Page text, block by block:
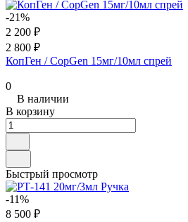
-21%
2 200 ₽
2 800 ₽
КопГен / CopGen 15мг/10мл спрей
0
В наличии
В корзину
Быстрый просмотр
-11%
8 500 ₽